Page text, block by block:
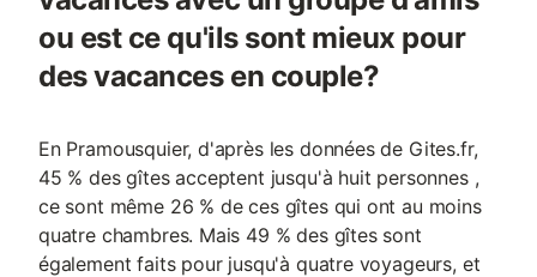
ou est ce qu'ils sont mieux pour
des vacances en couple?
En Pramousquier, d'après les données de Gites.fr,
45 % des gîtes acceptent jusqu'à huit personnes ,
ce sont même 26 % de ces gîtes qui ont au moins
quatre chambres. Mais 49 % des gîtes sont
également faits pour jusqu'à quatre voyageurs, et